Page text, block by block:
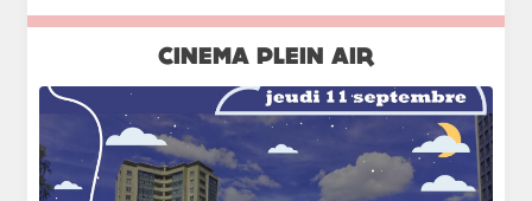
CINEMA PLEIN AIR